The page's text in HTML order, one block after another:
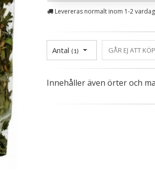
Levereras normalt inom 1-2
Antal (1) GÅR EJ ATT
Innehåller även örter och